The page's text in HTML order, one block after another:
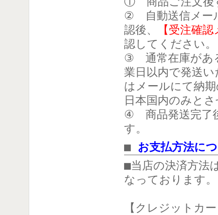
② 自動送信メー
認後、
【受注確
認してください。
③ 通常在庫があ
業日以内で発送
はメールにて納
日本国内のみと
④ 商品発送完了
す。
■ お支払方法に
■当店の決済方法
なっております。
【クレジットカ